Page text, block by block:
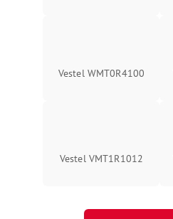
Vestel WMT0R4100
Vestel VMT1R1012